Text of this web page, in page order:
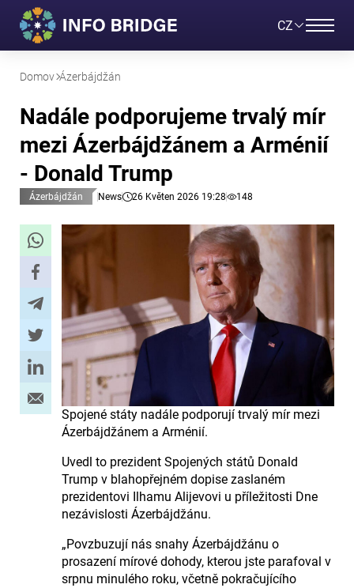
CZ
Domov Ázerbájdžán
Nadále podporujeme trvalý mír
mezi Ázerbájdžánem a Arménií
- Donald Trump
Ázerbájdžán News 26 Květen 2026 19:28 148
Spojené státy nadále podporují trvalý mír mezi
Ázerbájdžánem a Arménií.
Uvedl to prezident Spojených států Donald
Trump v blahopřejném dopise zaslaném
prezidentovi Ilhamu Alijevovi u příležitosti Dne
nezávislosti Ázerbájdžánu.
„Povzbuzují nás snahy Ázerbájdžánu o
prosazení mírové dohody, kterou jste parafoval v
srpnu minulého roku, včetně pokračujícího